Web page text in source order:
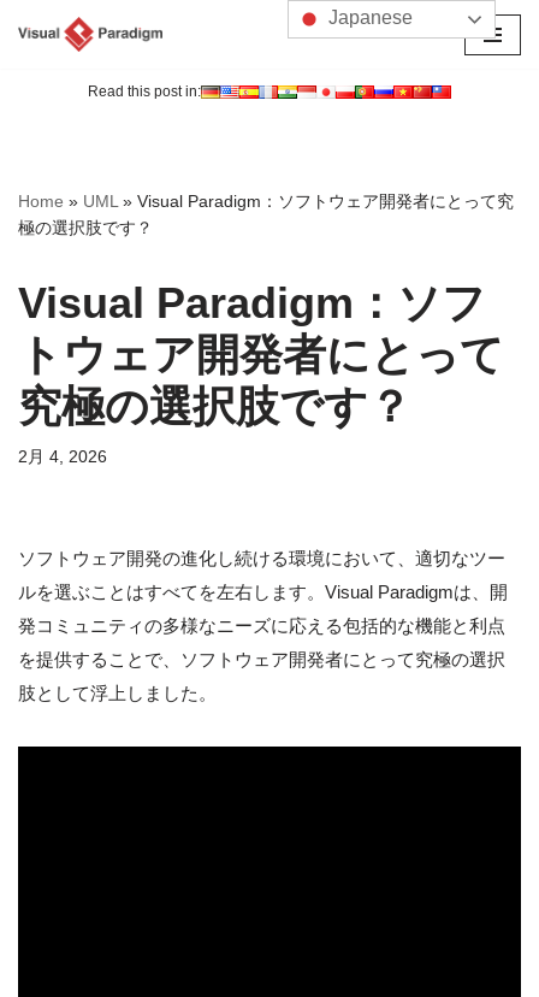
へ
ス
ッ
プ
Read this post in:
Home » UML» Visual Paradigm：ソフトウェア開発者にとって究
極の選択肢です？
Visual Paradigm：ソフ
トウェア開発者にとって
究極の選択肢です？
2月 4, 2026
ソフトウェア開発の進化し続ける環境において、適切なツー
ルを選ぶことはすべてを左右します。Visual Paradigmは、開
発コミュニティの多様なニーズに応える包括的な機能と利点
を提供することで、ソフトウェア開発者にとって究極の選択
肢として浮上しました。
Japanese